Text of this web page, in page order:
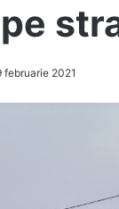
februarie 2021